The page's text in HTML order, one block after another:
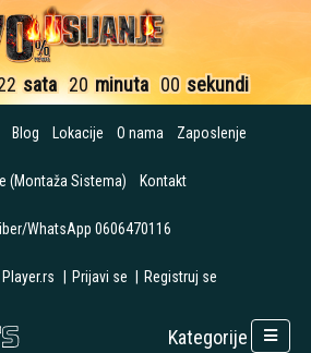
sata 20 minuta 00 sekundi
Blog Lokacije O nama Zaposlenje
(Montaža Sistema) Kontakt
WhatsApp 0606470116
Prijavi se Registruj se
Kategorije